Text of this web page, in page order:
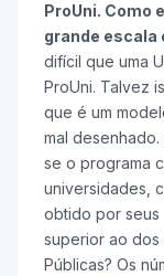
ProUni. Como
grande escala
difícil que uma
ProUni. Talvez
que é um
mal
se o programa
universidades,
obtido por seus
superior ao dos
Públicas? Os